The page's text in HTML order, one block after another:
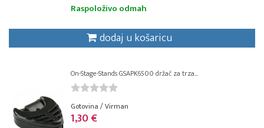
Raspoloživo odmah
dodaj u košaricu
On-Stage-Stands GSAPK6500 držač za trza...
Gotovina / Virman
1,30 €